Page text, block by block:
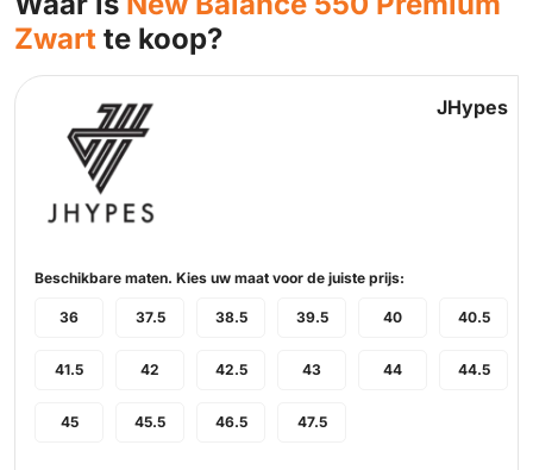
Zwart te koop?
JHypes
Beschikbare maten. Kies uw maat voor de juiste prijs:
43
37.5
46.5
41.5 44
42
36
44.5
45
42.5
45.5
39.5 40 40.5
47.5
38.5